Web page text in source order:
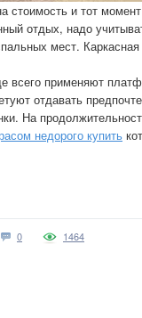
стоимость и тот
отдых, надо
мест.
всего применяют
отдавать
На
недорого купить
0 1464